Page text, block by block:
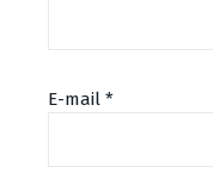
E-mail *